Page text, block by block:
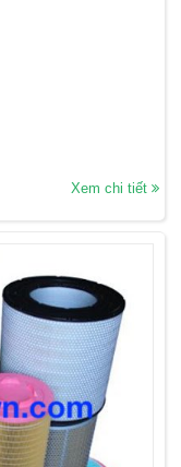
Xem chi tiết